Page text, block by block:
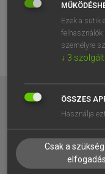
EGYÉNI
TANULÓKNAK
VÁLLALATI
Ezek a sütik
felhasználók
személyre
↓ 3
ÖSSZES
Használja
Csak a